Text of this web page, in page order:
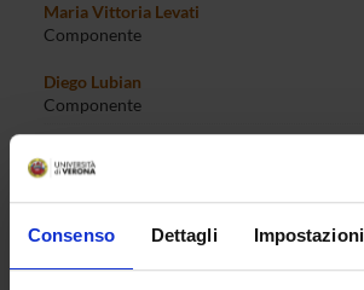
Consenso Dettagli
Maria Vittoria Levati
Componente
Diego Lubian
Componente
Componente
Martina Menon